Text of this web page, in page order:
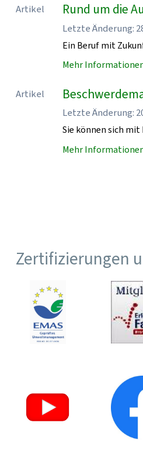
Artikel Rund um die
Letzte Änderung:
Ein Beruf mit
Mehr
Artikel
Letzte Änderung:
Sie können sich mit
Mehr
Zertifizierungen